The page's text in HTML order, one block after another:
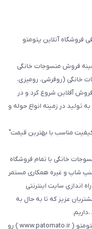
فروشگاه آنلاین پتومتو
فعالیت خود را از سال 1393در زمینه فروش منسوجات خانگی
خانگی (روفرشی، رومیزی،
آفلاین شروع کرد و در
تولید در زمینه انواع حوله و
مناسب با بهترین قیمت"
خانگی با تمام فروشگاه
شاپ و غیره همکاری مستمر
اندازی سایت اینترنتی
عزیز که تا به حال به
در همین راستا سایت خودمون با عنوان فارسی : پتومتو ( www.patomato.ir ) رو